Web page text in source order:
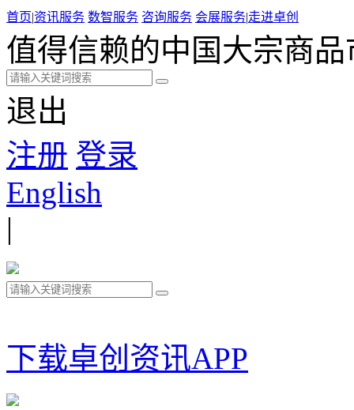
首页|资讯服务 数智服务 咨询服务 会展服务|走进卓创
值得信赖的中国大宗商
退出
注册 登录
English
|
下载卓创资讯APP